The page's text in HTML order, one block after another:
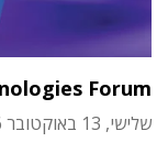
Forum
שלישי, 13 באוקטובר 2026